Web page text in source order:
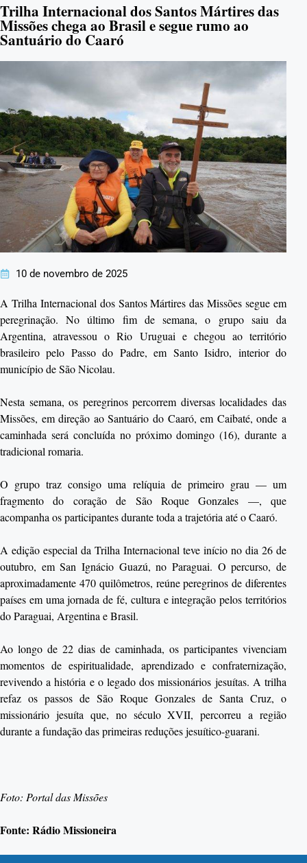
Trilha Internacional dos Santos Mártires das
Missões chega ao Brasil e segue rumo ao
Santuário do Caaró
10 de novembro de 2025
A Trilha Internacional dos Santos Mártires das Missões segue em
peregrinação. No último fim de semana, o grupo saiu da
Argentina, atravessou o Rio Uruguai e chegou ao território
brasileiro pelo Passo do Padre, em Santo Isidro, interior do
município de São Nicolau.
Nesta semana, os peregrinos percorrem diversas localidades das
Missões, em direção ao Santuário do Caaró, em Caibaté, onde a
caminhada será concluída no próximo domingo (16), durante a
tradicional romaria.
O grupo traz consigo uma relíquia de primeiro grau — um
fragmento do coração de São Roque Gonzales —, que
acompanha os participantes durante toda a trajetória até o Caaró.
A edição especial da Trilha Internacional teve início no dia 26 de
outubro, em San Ignácio Guazú, no Paraguai. O percurso, de
aproximadamente 470 quilômetros, reúne peregrinos de diferentes
países em uma jornada de fé, cultura e integração pelos territórios
do Paraguai, Argentina e Brasil.
Ao longo de 22 dias de caminhada, os participantes vivenciam
momentos de espiritualidade, aprendizado e confraternização,
revivendo a história e o legado dos missionários jesuítas. A trilha
refaz os passos de São Roque Gonzales de Santa Cruz, o
missionário jesuíta que, no século XVII, percorreu a região
durante a fundação das primeiras reduções jesuítico-guarani.
Foto: Portal das Missões
Fonte: Rádio Missioneira